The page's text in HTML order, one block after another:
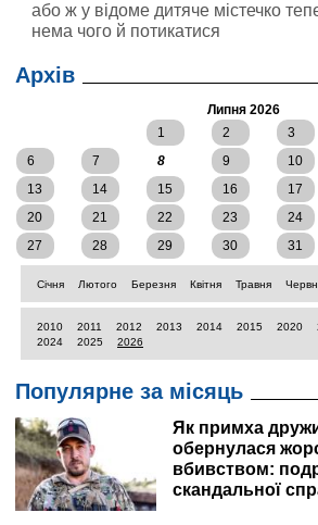
або ж у відоме дитяче містечко
нема чого й потикатися
Архів
Липня 2026
1
2 3
6
7 8 9 10
13
14 15 16 17
20
21 22 23 24
27
28 29 30 31
Січня Лютого Березня Квітня Травня
2010 2011 2012 2013 2014 2015 2020
2024
2025 2026
Популярне за місяць
Як примха
обернулася
вбивством:
скандальної